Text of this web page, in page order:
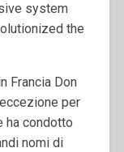
system
the
Francia Don
per
ha condotto
nomi di